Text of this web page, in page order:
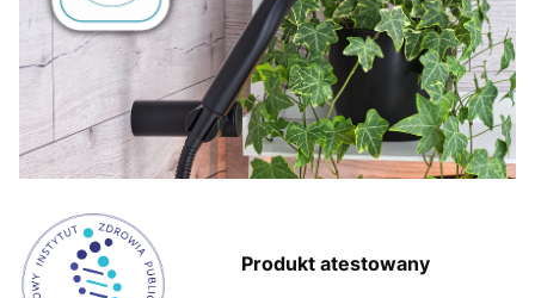
Produkt atestowany